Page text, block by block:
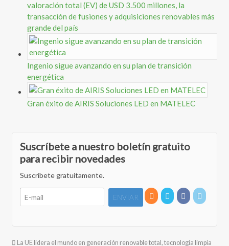
valoración total (EV) de USD 3.500 millones, la
transacción de fusiones y adquisiciones renovables más
grande del país
Ingenio sigue avanzando en su plan de transición
energética
Gran éxito de AIRIS Soluciones LED en MATELEC
Suscríbete a nuestro boletín gratuito
para recibir novedades
Suscríbete gratuitamente.
La UE lidera el mundo en generación renovable total, tecnología limpia